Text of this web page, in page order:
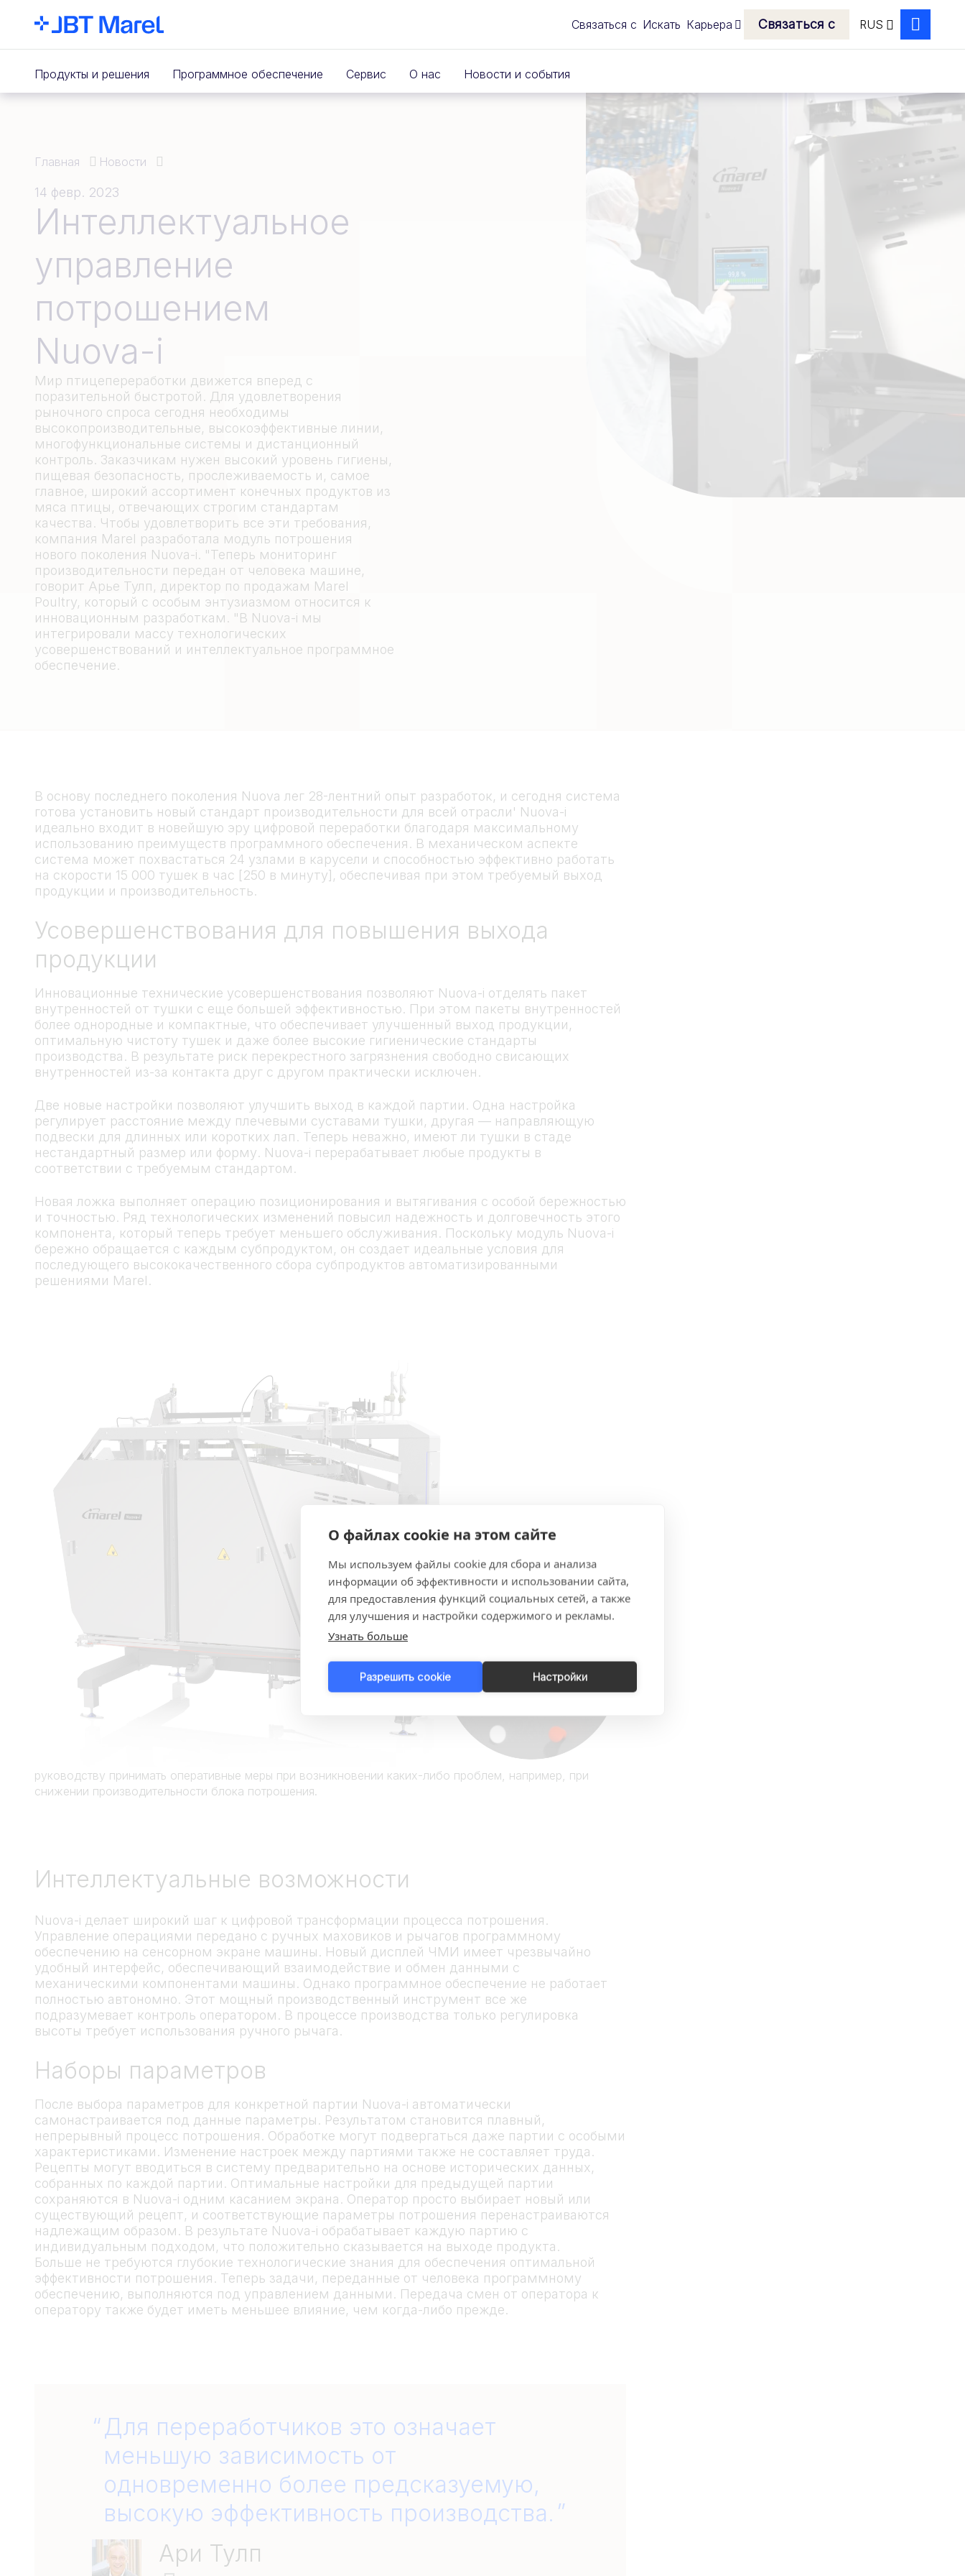
О файлах cookie на этом сайте
Мы используем файлы cookie для сбора и анализа
информации об эффективности и использовании сайта,
для предоставления функций социальных сетей, а также
для улучшения и настройки содержимого и рекламы.
Узнать больше
Разрешить cookie Настройки
Связаться с Искать Карьера Связаться с RUS
Search
Продукты и решения Программное обеспечение Сервис О нас Новости и события
Главная Новости
14 февр. 2023
Интеллектуальное
управление
потрошением
Nuova-i
Мир птицепереработки движется вперед с
поразительной быстротой. Для удовлетворения
рыночного спроса сегодня необходимы
высокопроизводительные, высокоэффективные линии,
многофункциональные системы и дистанционный
контроль. Заказчикам нужен высокий уровень гигиены,
пищевая безопасность, прослеживаемость и, самое
главное, широкий ассортимент конечных продуктов из
мяса птицы, отвечающих строгим стандартам
качества. Чтобы удовлетворить все эти требования,
компания Marel разработала модуль потрошения
нового поколения Nuova-i. "Теперь мониторинг
производительности передан от человека машине,
говорит Арье Тулп, директор по продажам Marel
Poultry, который с особым энтузиазмом относится к
инновационным разработкам. "В Nuova-i мы
интегрировали массу технологических
усовершенствований и интеллектуальное программное
обеспечение.
В основу последнего поколения Nuova лег 28-лентний опыт разработок, и сегодня система
готова установить новый стандарт производительности для всей отрасли' Nuova-i
идеально входит в новейшую эру цифровой переработки благодаря максимальному
использованию преимуществ программного обеспечения. В механическом аспекте
система может похвастаться 24 узлами в карусели и способностью эффективно работать
на скорости 15 000 тушек в час [250 в минуту], обеспечивая при этом требуемый выход
продукции и производительность.
Усовершенствования для повышения выхода
продукции
Инновационные технические усовершенствования позволяют Nuova-i отделять пакет
внутренностей от тушки с еще большей эффективностью. При этом пакеты внутренностей
более однородные и компактные, что обеспечивает улучшенный выход продукции,
оптимальную чистоту тушек и даже более высокие гигиенические стандарты
производства. В результате риск перекрестного загрязнения свободно свисающих
внутренностей из-за контакта друг с другом практически исключен.
Две новые настройки позволяют улучшить выход в каждой партии. Одна настройка
регулирует расстояние между плечевыми суставами тушки, другая — направляющую
подвески для длинных или коротких лап. Теперь неважно, имеют ли тушки в стаде
нестандартный размер или форму. Nuova-i перерабатывает любые продукты в
соответствии с требуемым стандартом.
Новая ложка выполняет операцию позиционирования и вытягивания с особой бережностью
и точностью. Ряд технологических изменений повысил надежность и долговечность этого
компонента, который теперь требует меньшего обслуживания. Поскольку модуль Nuova-i
бережно обращается с каждым субпродуктом, он создает идеальные условия для
последующего высококачественного сбора субпродуктов автоматизированными
решениями Marel.
руководству принимать оперативные меры при возникновении каких-либо проблем, например, при
снижении производительности блока потрошения.
Интеллектуальные возможности
Nuova-i делает широкий шаг к цифровой трансформации процесса потрошения.
Управление операциями передано с ручных маховиков и рычагов программному
обеспечению на сенсорном экране машины. Новый дисплей ЧМИ имеет чрезвычайно
удобный интерфейс, обеспечивающий взаимодействие и обмен данными с
механическими компонентами машины. Однако программное обеспечение не работает
полностью автономно. Этот мощный производственный инструмент все же
подразумевает контроль оператором. В процессе производства только регулировка
высоты требует использования ручного рычага.
Наборы параметров
После выбора параметров для конкретной партии Nuova-i автоматически
самонастраивается под данные параметры. Результатом становится плавный,
непрерывный процесс потрошения. Обработке могут подвергаться даже партии с особыми
характеристиками. Изменение настроек между партиями также не составляет труда.
Рецепты могут вводиться в систему предварительно на основе исторических данных,
собранных по каждой партии. Оптимальные настройки для предыдущей партии
сохраняются в Nuova-i одним касанием экрана. Оператор просто выбирает новый или
существующий рецепт, и соответствующие параметры потрошения перенастраиваются
надлежащим образом. В результате Nuova-i обрабатывает каждую партию с
индивидуальным подходом, что положительно сказывается на выходе продукта.
Больше не требуются глубокие технологические знания для обеспечения оптимальной
эффективности потрошения. Теперь задачи, переданные от человека программному
обеспечению, выполняются под управлением данными. Передача смен от оператора к
оператору также будет иметь меньшее влияние, чем когда-либо прежде.
Для переработчиков это означает
меньшую зависимость от
одновременно более предсказуемую,
высокую эффективность производства.
Ари Тулп